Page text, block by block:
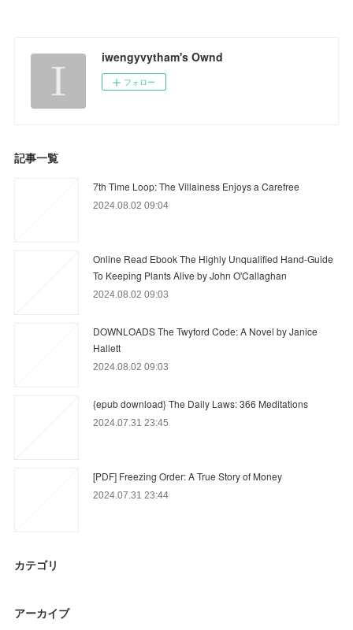
iwengyvytham's Ownd
フォロー
記事一覧
7th Time Loop: The Villainess Enjoys a Carefree
2024.08.02 09:04
Online Read Ebook The Highly Unqualified Hand-Guide
To Keeping Plants Alive by John O'Callaghan
2024.08.02 09:03
DOWNLOADS The Twyford Code: A Novel by Janice
Hallett
2024.08.02 09:03
{epub download} The Daily Laws: 366 Meditations
2024.07.31 23:45
[PDF] Freezing Order: A True Story of Money
2024.07.31 23:44
カテゴリ
アーカイブ